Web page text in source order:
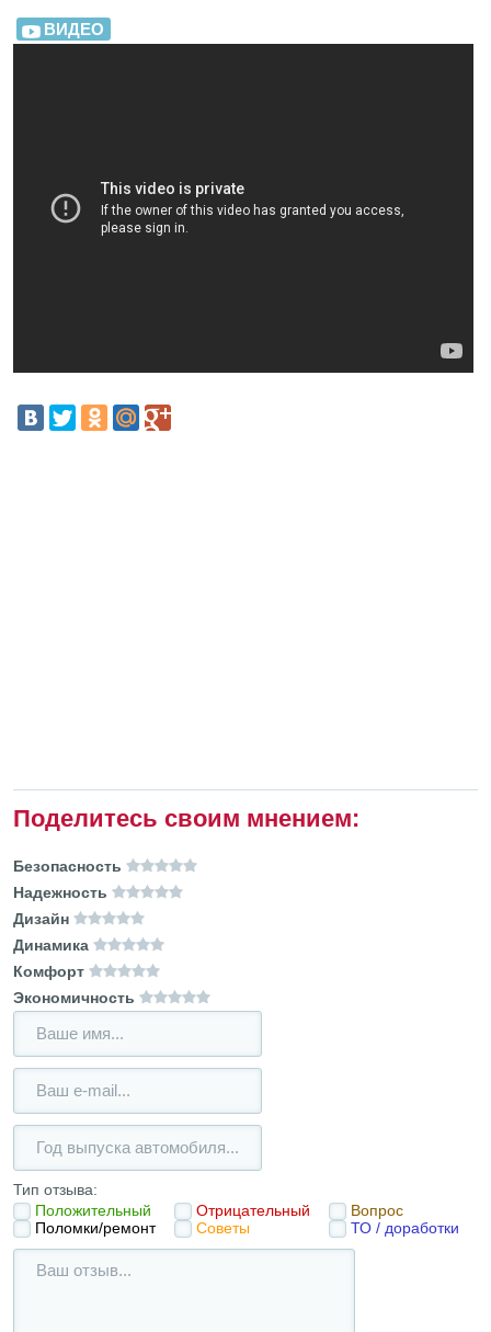
ВИДЕО
Поделитесь своим мнением:
Безопасность
Надежность
Дизайн
Динамика
Комфорт
Экономичность
Тип отзыва:
Положительный
Отрицательный
Вопрос
Поломки/ремонт
Советы ТО / доработки